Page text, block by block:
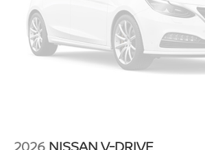
2026 NISSAN V-DRIVE